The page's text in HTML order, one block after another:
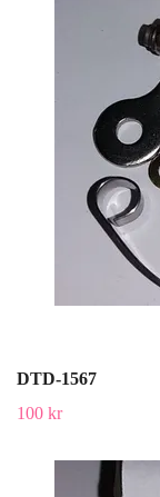
DTD-1567
100 kr